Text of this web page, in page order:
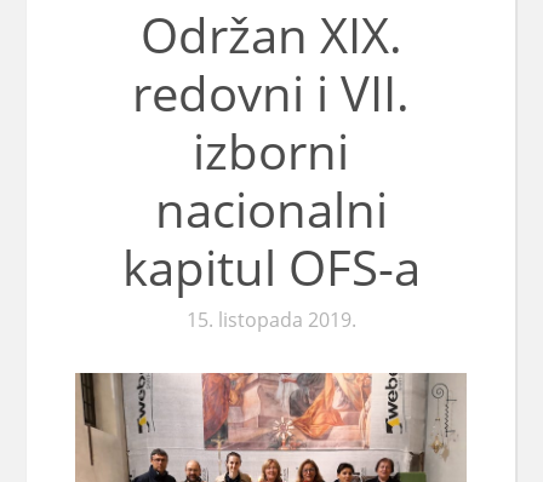
Održan XIX.
redovni i VII.
izborni
nacionalni
kapitul OFS-a
15. listopada 2019.